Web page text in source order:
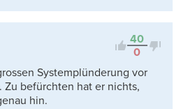
40
0
Systemplünderung vor
befürchten hat er nichts,
hin.